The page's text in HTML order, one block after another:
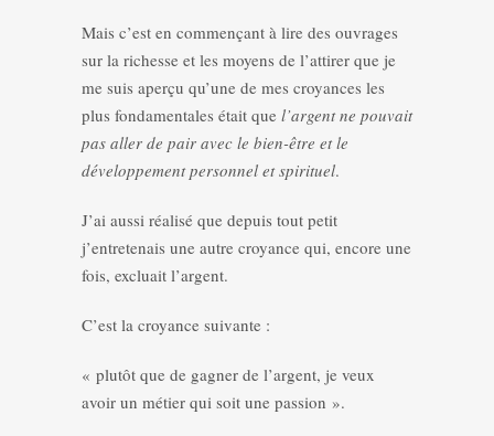
Mais c’est en commençant à lire des ouvrages
sur la richesse et les moyens de l’attirer que je
me suis aperçu qu’une de mes croyances les
plus fondamentales était que l’argent ne pouvait
pas aller de pair avec le bien-être et le
développement personnel et spirituel.
J’ai aussi réalisé que depuis tout petit
j’entretenais une autre croyance qui, encore une
fois, excluait l’argent.
C’est la croyance suivante :
« plutôt que de gagner de l’argent, je veux
avoir un métier qui soit une passion ».